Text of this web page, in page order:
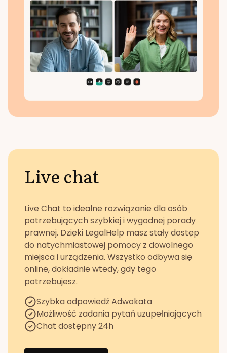
Live chat
Live Chat to idealne rozwiązanie dla osób
potrzebujących szybkiej i wygodnej porady
prawnej. Dzięki LegalHelp masz stały dostęp
do natychmiastowej pomocy z dowolnego
miejsca i urządzenia. Wszystko odbywa się
online, dokładnie wtedy, gdy tego
potrzebujesz.
Szybka odpowiedź Adwokata
Możliwość zadania pytań uzupełniających
Chat dostępny 24h